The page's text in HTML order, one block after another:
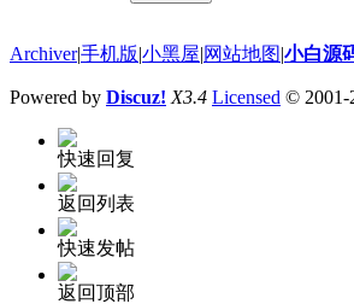
Archiver|手机版 小黑屋 网站地图 小白源
Powered by Discuz! X3.4 Licensed © 2001-
快速回复
返回列表
快速发帖
返回顶部